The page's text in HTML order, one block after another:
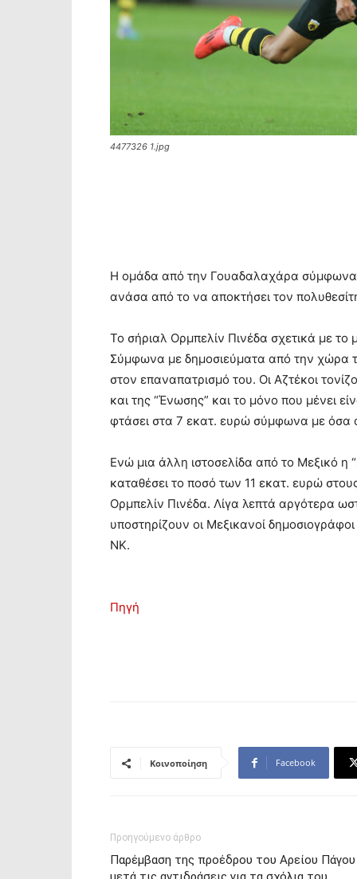
4477326 1.jpg
Η ομάδα από την Γουαδαλαχάρα σύμφωνα
ανάσα από το να αποκτήσει τον
Το σήριαλ Ορμπελίν Πινέδα σχετικά με το
Σύμφωνα με δημοσιεύματα από την χώρα
στον επαναπατρισμό του. Οι Αζτέκοι
και της “Ένωσης” και το μόνο που μένει
φτάσει στα 7 εκατ. ευρώ σύμφωνα με όσα
Ενώ μια άλλη ιστοσελίδα από το Μεξικό η “
καταθέσει το ποσό των 11 εκατ. ευρώ
Ορμπελίν Πινέδα. Λίγα λεπτά αργότερα
υποστηρίζουν οι Μεξικανοί
ΝΚ.
Πηγή
Κοινοποίηση Facebook
Προηγούμενο άρθρο
Παρέμβαση της προέδρου του Αρείου Πάγου